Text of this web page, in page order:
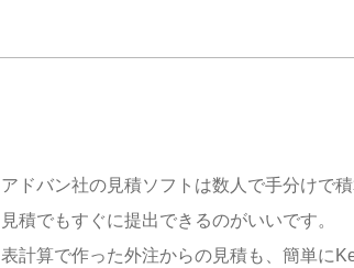
アドバン社の見積ソフトは数人で手分けで
見積でもすぐに提出できるのがいいです。
表計算で作った外注からの見積も、簡単に